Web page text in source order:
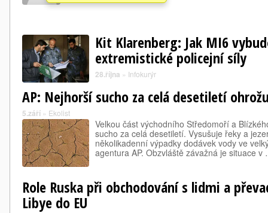
Kit Klarenberg: Jak MI6
extremistické policejní síly
28.října » Infokurýr
AP: Nejhorší sucho za celá desetiletí
5.září » Ekolist
Velkou část východního Středomoří a
sucho za celá desetiletí. Vysušuje řeky a
několikadenní výpadky dodávek vody ve
agentura AP. Obzvláště závažná je situace
Role Ruska při obchodování s lidmi a
Libye do EU